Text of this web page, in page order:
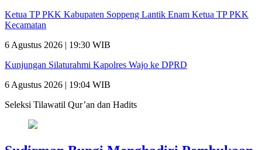
Ketua TP PKK Kabupaten Soppeng Lantik Enam Ketua TP PKK
Kecamatan
6 Agustus 2026 | 19:30 WIB
Kunjungan Silaturahmi Kapolres Wajo ke DPRD
6 Agustus 2026 | 19:04 WIB
Seleksi Tilawatil Qur’an dan Hadits